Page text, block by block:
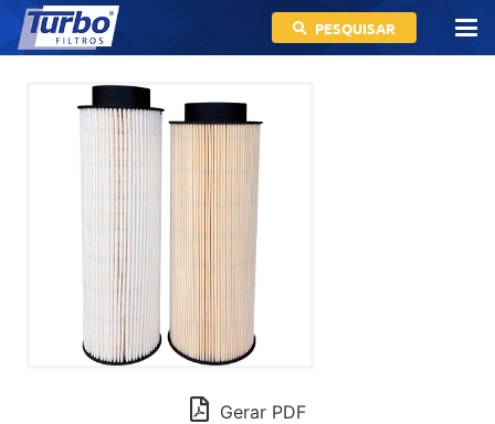
PESQUISAR
Gerar PDF